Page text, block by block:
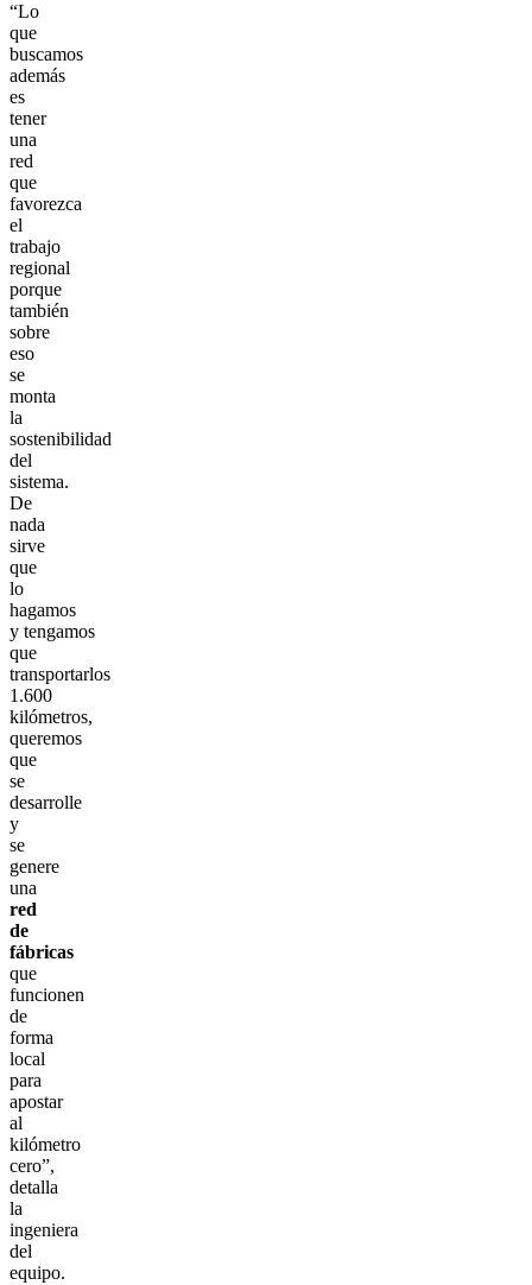
“Lo
que
buscamos
además
es
tener
una
red
que
favorezca
el
trabajo
regional
porque
también
sobre
eso
se
monta
la
sostenibilidad
del
sistema.
De
nada
sirve
que
lo
hagamos
y tengamos
que
transportarlos
1.600
kilómetros,
queremos
que
se
desarrolle
y
se
genere
una
red
de
fábricas
que
funcionen
de
forma
local
para
apostar
al
kilómetro
cero”,
detalla
la
ingeniera
del
equipo.